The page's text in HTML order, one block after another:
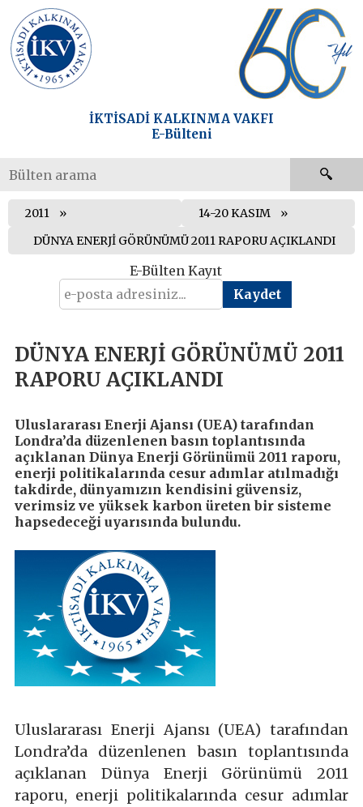
İKTİSADİ KALKINMA VAKFI
E-Bülteni
2011
14-20 KASIM
DÜNYA ENERJİ GÖRÜNÜMÜ 2011 RAPORU AÇIKLANDI
E-Bülten Kayıt
DÜNYA ENERJİ GÖRÜNÜMÜ 2011
RAPORU AÇIKLANDI
Uluslararası Enerji Ajansı (UEA) tarafından
Londra’da düzenlenen basın toplantısında
açıklanan Dünya Enerji Görünümü 2011 raporu,
enerji politikalarında cesur adımlar atılmadığı
takdirde, dünyamızın kendisini güvensiz,
verimsiz ve yüksek karbon üreten bir sisteme
hapsedeceği uyarısında bulundu.
Uluslararası Enerji Ajansı (UEA) tarafından
Londra’da düzenlenen basın toplantısında
açıklanan Dünya Enerji Görünümü 2011
raporu, enerji politikalarında cesur adımlar